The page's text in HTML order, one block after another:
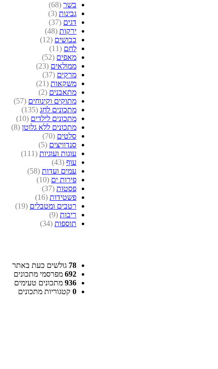
בשר (68)
גבינות (3)
דגים (37)
ירקות (48)
כבושים (12)
לחם (11)
מאפים (52)
ממולאים (23)
מרקים (37)
משקאות (21)
מתאבנים (2)
מתוקים וקינוחים (57)
מתכונים לחג (135)
מתכונים לילדים (10)
מתכונים ללא גלוטן (8)
סלטים (70)
סנדוויצים (5)
עוגות ועוגיות (111)
עוף (43)
עמים ועדות (58)
פירות ים (10)
פסטות (37)
פשטידות (16)
רטבים ומטבלים (19)
ריבות (9)
תוספות (34)
78 גולשים כעת באתר
692 מפרסמי מתכונים
936 מתכונים טעימים
0 קטגוריות מתכונים